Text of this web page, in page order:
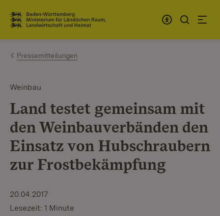
Zum Inhalt springen
Link zur Startseite
Pressemitteilungen
Weinbau
Land testet gemeinsam mit
den Weinbauverbänden den
Einsatz von Hubschraubern
zur Frostbekämpfung
20.04.2017
Lesezeit: 1 Minute